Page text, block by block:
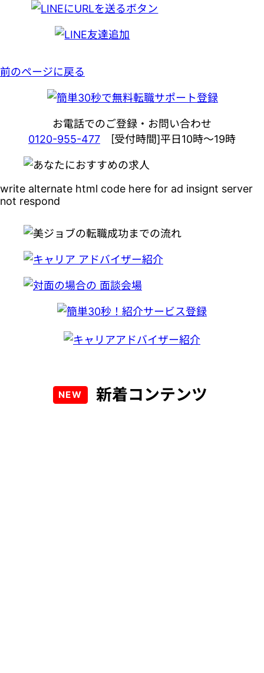
前のページに戻る
お電話でのご登録・お問い合わせ
0120-955-477 [受付時間]平日10時～19時
write alternate html code here for ad insignt server
not respond
新着コンテンツ